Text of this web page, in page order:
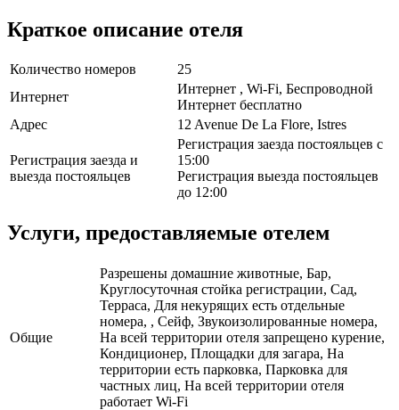
Краткое описание отеля
Количество номеров
25
Интернет
Интернет , Wi-Fi, Беспроводной
Интернет бесплатно
Адрес
12 Avenue De La Flore, Istres
Регистрация заезда и
выезда постояльцев
Регистрация заезда постояльцев с
15:00
Регистрация выезда постояльцев
до 12:00
Услуги, предоставляемые отелем
Общие
Разрешены домашние животные, Бар,
Круглосуточная стойка регистрации, Сад,
Терраса, Для некурящих есть отдельные
номера, , Сейф, Звукоизолированные номера,
На всей территории отеля запрещено курение,
Кондиционер, Площадки для загара, На
территории есть парковка, Парковка для
частных лиц, На всей территории отеля
работает Wi-Fi